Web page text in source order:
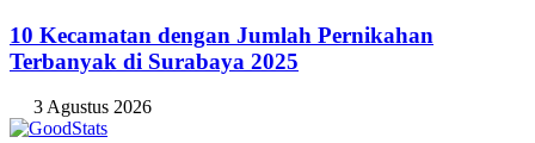
10 Kecamatan dengan Jumlah Pernikahan
Terbanyak di Surabaya 2025
3 Agustus 2026